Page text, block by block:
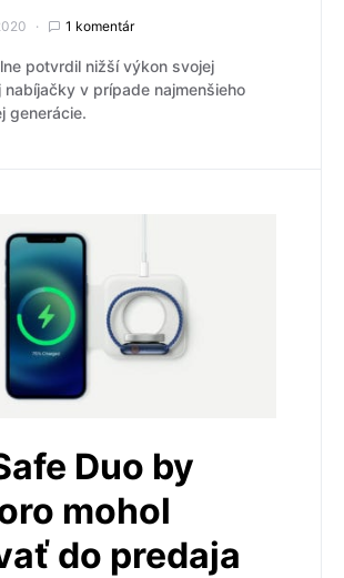
1 komentár
potvrdil nižší výkon svojej
v prípade najmenšieho
generácie.
Duo by
mohol
do predaja